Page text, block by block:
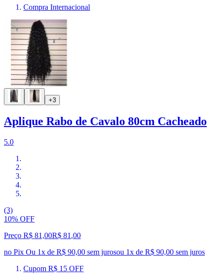
Compra Internacional
+3
Aplique Rabo de Cavalo 80cm Cacheado
5.0
(3)
10% OFF
Preço R$ 81,00R$ 81 ,00
no Pix Ou 1x de R$ 90,00 sem jurosou 1x de R$ 90,00 sem juros
Cupom R$ 15 OFF